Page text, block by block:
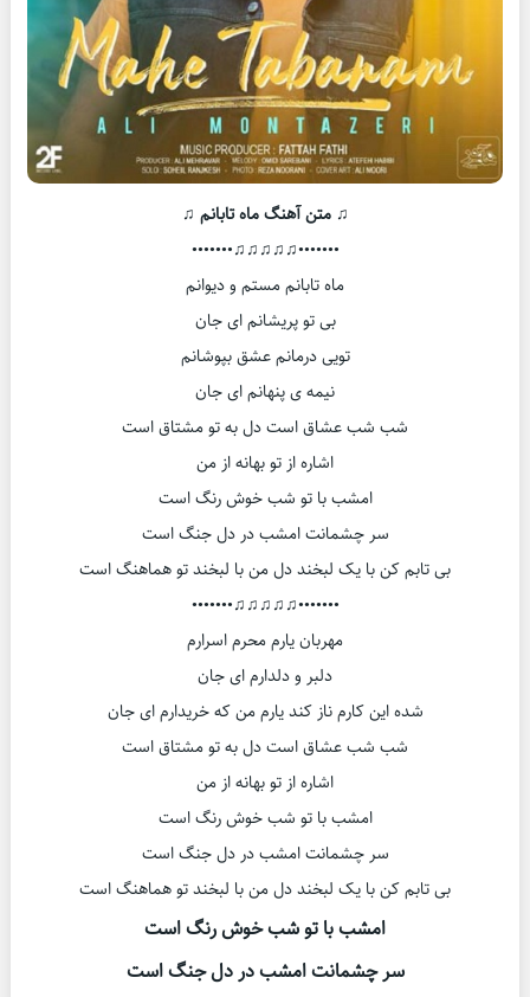
♫ متن آهنگ ماه تابانم ♫
•••••••♫♫♫♫♫•••••••
ماه تابانم مستم و دیوانم
بی تو پریشانم ای جان
تویی درمانم عشق بپوشانم
نیمه ی پنهانم ای جان
شب شب عشاق است دل به تو مشتاق است
اشاره از تو بهانه از من
امشب با تو شب خوش رنگ است
سر چشمانت امشب در دل جنگ است
بی تابم کن با یک لبخند دل من با لبخند تو هماهنگ است
•••••••♫♫♫♫♫•••••••
مهربان یارم محرم اسرارم
دلبر و دلدارم ای جان
شده این کارم ناز کند یارم من که خریدارم ای جان
شب شب عشاق است دل به تو مشتاق است
اشاره از تو بهانه از من
امشب با تو شب خوش رنگ است
سر چشمانت امشب در دل جنگ است
بی تابم کن با یک لبخند دل من با لبخند تو هماهنگ است
امشب با تو شب خوش رنگ است
سر چشمانت امشب در دل جنگ است